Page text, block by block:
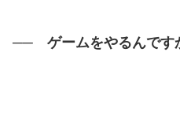
── ゲームをやるんです